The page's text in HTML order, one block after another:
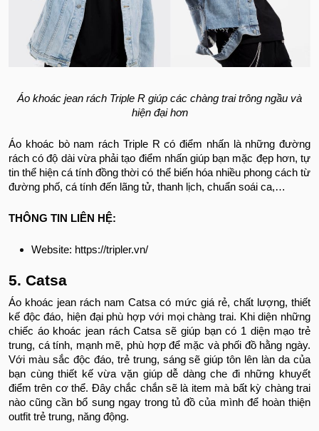
Áo khoác jean rách Triple R giúp các chàng trai trông ngầu và
hiện đại hơn
Áo khoác bò nam rách Triple R có điểm nhấn là những đường
rách có độ dài vừa phải tạo điểm nhấn giúp bạn mặc đẹp hơn, tự
tin thể hiện cá tính đồng thời có thể biến hóa nhiều phong cách từ
đường phố, cá tính đến lãng tử, thanh lịch, chuẩn soái ca,…
THÔNG TIN LIÊN HỆ:
Website: https://tripler.vn/
5. Catsa
Áo khoác jean rách nam Catsa có mức giá rẻ, chất lượng, thiết
kế độc đáo, hiện đại phù hợp với mọi chàng trai. Khi diện những
chiếc áo khoác jean rách Catsa sẽ giúp bạn có 1 diện mạo trẻ
trung, cá tính, mạnh mẽ, phù hợp để mặc và phối đồ hằng ngày.
Với màu sắc độc đáo, trẻ trung, sáng sẽ giúp tôn lên làn da của
bạn cùng thiết kế vừa vặn giúp dễ dàng che đi những khuyết
điểm trên cơ thể. Đây chắc chắn sẽ là item mà bất kỳ chàng trai
nào cũng cần bổ sung ngay trong tủ đồ của mình để hoàn thiện
outfit trẻ trung, năng động.